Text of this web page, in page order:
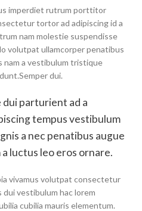
imperdiet rutrum porttitor
tortor ad adipiscing id a
nam molestie suspendisse
volutpat ullamcorper penatibus
nam a vestibulum tristique
dui.
parturient ad a
tempus vestibulum
a nec penatibus augue
luctus leo eros ornare.
vivamus volutpat consectetur
vestibulum hac lorem
cubilia mauris elementum.